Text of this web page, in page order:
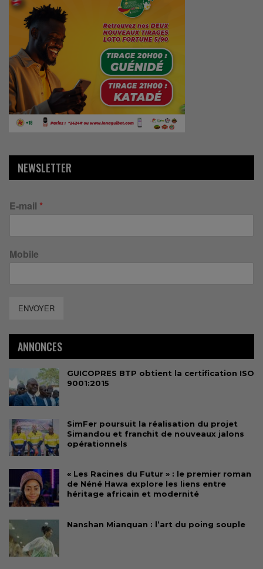
NEWSLETTER
E-mail *
Mobile
ENVOYER
ANNONCES
GUICOPRES BTP obtient la certification ISO
9001:2015
SimFer poursuit la réalisation du projet
Simandou et franchit de nouveaux jalons
opérationnels
« Les Racines du Futur » : le premier roman
de Néné Hawa explore les liens entre
héritage africain et modernité
Nanshan Mianquan : l’art du poing souple